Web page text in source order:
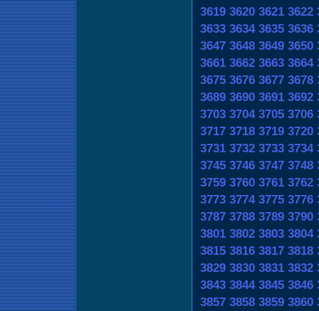
3619 3620 3621 3622
3633 3634 3635 3636
3647 3648 3649 3650
3661 3662 3663 3664
3675 3676 3677 3678
3689 3690 3691 3692
3703 3704 3705 3706
3717 3718 3719 3720
3731 3732 3733 3734
3745 3746 3747 3748
3759 3760 3761 3762
3773 3774 3775 3776
3787 3788 3789 3790
3801 3802 3803 3804
3815 3816 3817 3818
3829 3830 3831 3832
3843 3844 3845 3846
3857 3858 3859 3860